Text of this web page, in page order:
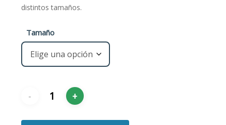
distintos tamaños.
Tamaño